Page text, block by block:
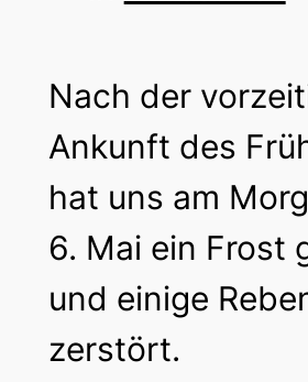
Nach der
Ankunft des
hat uns am
6. Mai ein Frost
und einige
zerstört.